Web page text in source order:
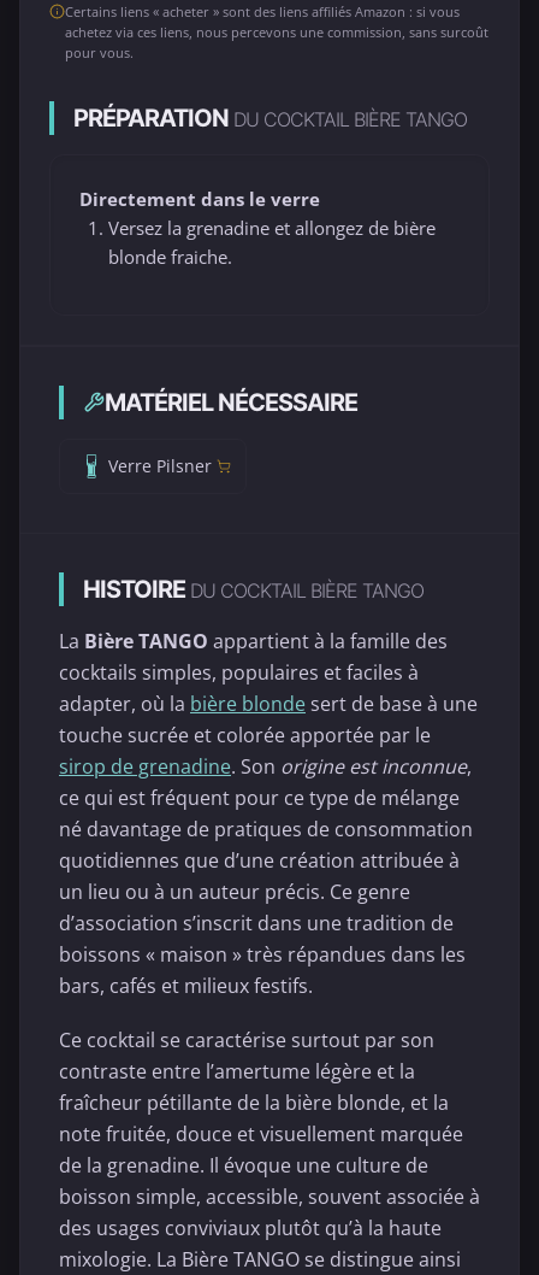
Certains liens « acheter » sont des liens affiliés Amazon : si vous
achetez via ces liens, nous percevons une commission, sans surcoût
pour vous.
PRÉPARATION DU COCKTAIL BIÈRE TANGO
Directement dans le verre
Versez la grenadine et allongez de bière
blonde fraiche.
MATÉRIEL NÉCESSAIRE
Verre Pilsner
HISTOIRE DU COCKTAIL BIÈRE TANGO
La Bière TANGO appartient à la famille des
cocktails simples, populaires et faciles à
adapter, où la bière blonde sert de base à une
touche sucrée et colorée apportée par le
sirop de grenadine. Son origine est inconnue,
ce qui est fréquent pour ce type de mélange
né davantage de pratiques de consommation
quotidiennes que d’une création attribuée à
un lieu ou à un auteur précis. Ce genre
d’association s’inscrit dans une tradition de
boissons « maison » très répandues dans les
bars, cafés et milieux festifs.
Ce cocktail se caractérise surtout par son
contraste entre l’amertume légère et la
fraîcheur pétillante de la bière blonde, et la
note fruitée, douce et visuellement marquée
de la grenadine. Il évoque une culture de
boisson simple, accessible, souvent associée à
des usages conviviaux plutôt qu’à la haute
mixologie. La Bière TANGO se distingue ainsi